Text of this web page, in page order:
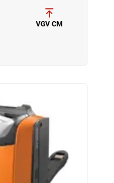
VGV CM